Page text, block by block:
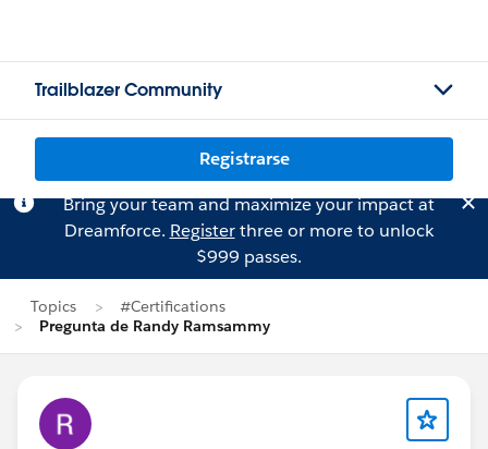
Trailblazer Community
Registrarse
Bring your team and maximize your impact at
Dreamforce. Registerthree or more to unlock
$999 passes.
Topics
#Certifications
Pregunta de Randy Ramsammy